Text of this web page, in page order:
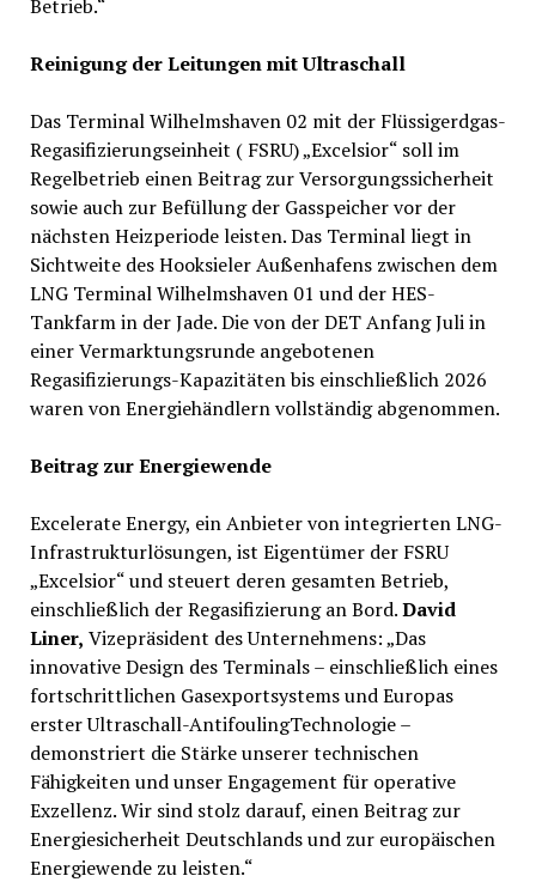
Betrieb.“
Reinigung der Leitungen mit Ultraschall
Das Terminal Wilhelmshaven 02 mit der Flüssigerdgas-
Regasifizierungseinheit ( FSRU) „Excelsior“ soll im
Regelbetrieb einen Beitrag zur Versorgungssicherheit
sowie auch zur Befüllung der Gasspeicher vor der
nächsten Heizperiode leisten. Das Terminal liegt in
Sichtweite des Hooksieler Außenhafens zwischen dem
LNG Terminal Wilhelmshaven 01 und der HES-
Tankfarm in der Jade. Die von der DET Anfang Juli in
einer Vermarktungsrunde angebotenen
Regasifizierungs-Kapazitäten bis einschließlich 2026
waren von Energiehändlern vollständig abgenommen.
Beitrag zur Energiewende
Excelerate Energy, ein Anbieter von integrierten LNG-
Infrastrukturlösungen, ist Eigentümer der FSRU
„Excelsior“ und steuert deren gesamten Betrieb,
einschließlich der Regasifizierung an Bord.David
Liner, Vizepräsident des Unternehmens: „Das
innovative Design des Terminals – einschließlich eines
fortschrittlichen Gasexportsystems und Europas
erster Ultraschall-AntifoulingTechnologie –
demonstriert die Stärke unserer technischen
Fähigkeiten und unser Engagement für operative
Exzellenz. Wir sind stolz darauf, einen Beitrag zur
Energiesicherheit Deutschlands und zur europäischen
Energiewende zu leisten.“